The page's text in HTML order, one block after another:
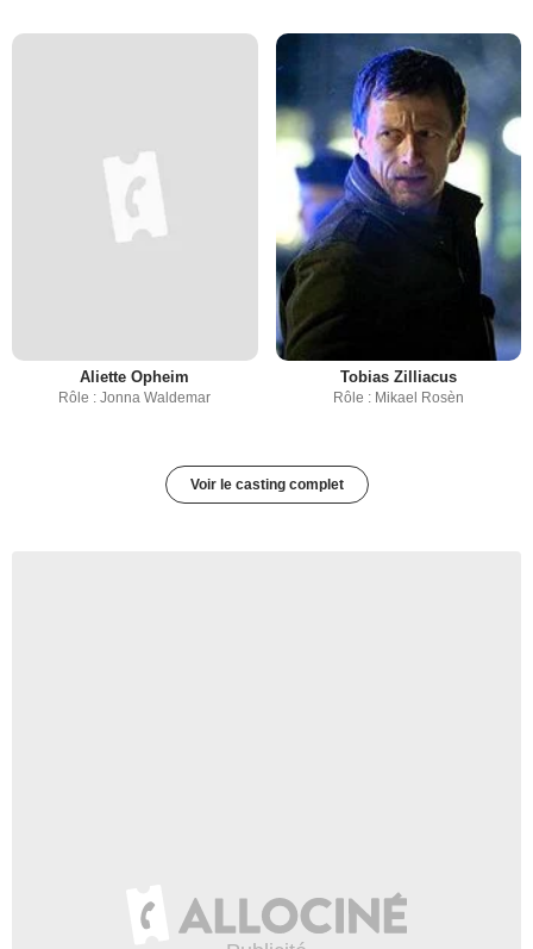
Aliette Opheim
Rôle : Jonna Waldemar
Tobias Zilliacus
Rôle : Mikael Rosèn
Voir le casting complet